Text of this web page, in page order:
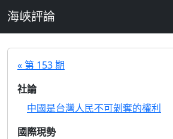
海峽評論
« 第 153 期
社論
中國是台灣人民不可剝奪的權利
國際現勢